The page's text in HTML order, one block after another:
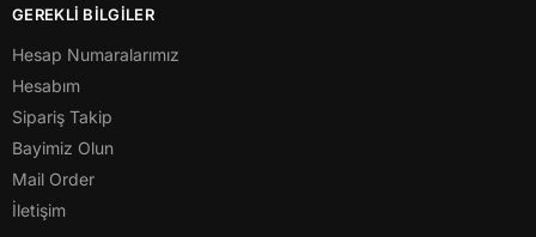
GEREKLİ BİLGİLER
Hesap Numaralarımız
Hesabım
Sipariş Takip
Bayimiz Olun
Mail Order
İletişim